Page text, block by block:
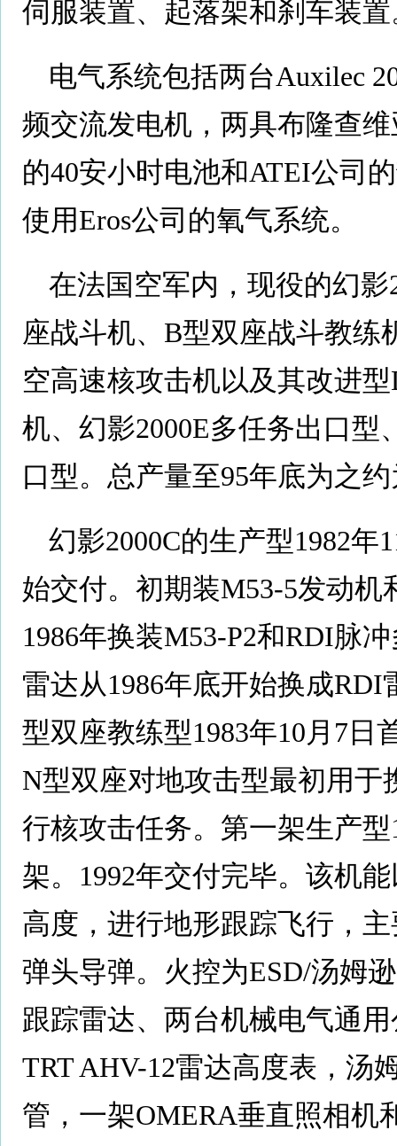
伺服装置、起落架和刹车装置
电气系统包括两台Auxilec
频交流发电机，两具布隆查
的40安小时电池和ATEI公司
使用Eros公司的氧气系统。
在法国空军内，现役的幻影
座战斗机、B型双座战斗教练
空高速核攻击机以及其改进
机、幻影2000E多任务出口型
口型。总产量至95年底为之
幻影2000C的生产型1982年
始交付。初期装M53-5发动
1986年换装M53-P2和RDI脉
雷达从1986年底开始换成
型双座教练型1983年10月7日
N型双座对地攻击型最初用
行核攻击任务。第一架生产
架。1992年交付完毕。该机
高度，进行地形跟踪飞行，
弹头导弹。火控为ESD/汤姆
跟踪雷达、两台机械电气通
TRT AHV-12雷达高度表，汤
管，一架OMERA垂直照相机